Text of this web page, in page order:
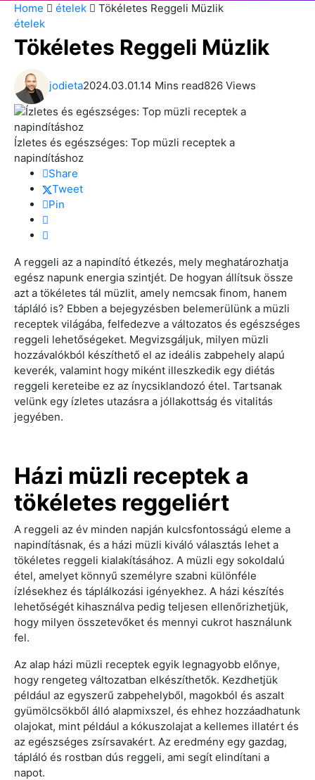
Home ételek
Tökéletes Reggeli Müzlik
ételek
Tökéletes Reggeli Müzlik
jodieta2024.03.01.14 Mins read826 Views
Ízletes és egészséges: Top müzli receptek a
napindításhoz
Share
Tweet
Pin
A reggeli az a napindító étkezés, mely meghatározhatja
egész napunk energia szintjét. De hogyan állítsuk össze
azt a tökéletes tál müzlit, amely nemcsak finom, hanem
tápláló is? Ebben a bejegyzésben belemerülünk a müzli
receptek világába, felfedezve a változatos és egészséges
reggeli lehetőségeket. Megvizsgáljuk, milyen müzli
hozzávalókból készíthető el az ideális zabpehely alapú
keverék, valamint hogy miként illeszkedik egy diétás
reggeli kereteibe ez az ínycsiklandozó étel. Tartsanak
velünk egy ízletes utazásra a jóllakottság és vitalitás
jegyében.
Házi müzli receptek a
tökéletes reggeliért
A reggeli az év minden napján kulcsfontosságú eleme a
napindításnak, és a házi müzli kiváló választás lehet a
tökéletes reggeli kialakításához. A müzli egy sokoldalú
étel, amelyet könnyű személyre szabni különféle
ízlésekhez és táplálkozási igényekhez. A házi készítés
lehetőségét kihasználva pedig teljesen ellenőrizhetjük,
hogy milyen összetevőket és mennyi cukrot használunk
fel.
Az alap házi müzli receptek egyik legnagyobb előnye,
hogy rengeteg változatban elkészíthetők. Kezdhetjük
például az egyszerű zabpehelyből, magokból és aszalt
gyümölcsökből álló alapmixszel, és ehhez hozzáadhatunk
olajokat, mint például a kókuszolajat a kellemes illatért és
az egészséges zsírsavakért. Az eredmény egy gazdag,
tápláló és rostban dús reggeli, ami segít elindítani a
napot.